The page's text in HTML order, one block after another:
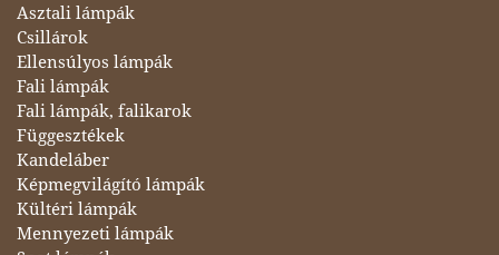
Asztali lámpák
Csillárok
Ellensúlyos lámpák
Fali lámpák
Fali lámpák, falikarok
Függesztékek
Kandeláber
Képmegvilágító lámpák
Kültéri lámpák
Mennyezeti lámpák